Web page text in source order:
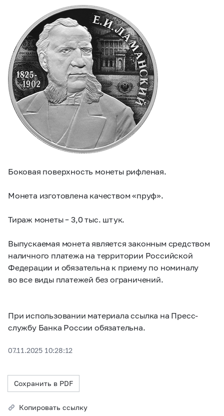
Боковая поверхность монеты рифленая.
Монета изготовлена качеством «пруф».
Тираж монеты – 3,0 тыс. штук.
Выпускаемая монета является законным средством
наличного платежа на территории Российской
Федерации и обязательна к приему по номиналу
во все виды платежей без ограничений.
При использовании материала ссылка на Пресс-
службу Банка России обязательна.
07.11.2025 10:28:12
Сохранить в PDF
Копировать ссылку